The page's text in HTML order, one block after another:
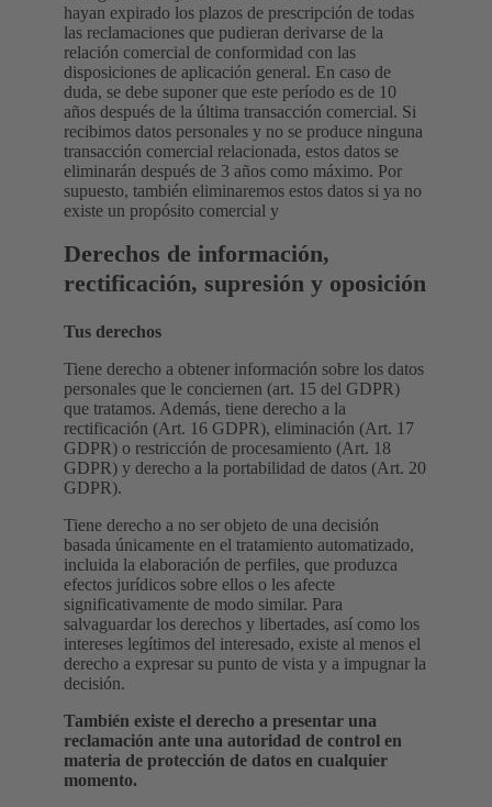
hayan expirado los plazos de prescripción de todas
las reclamaciones que pudieran derivarse de la
relación comercial de conformidad con las
disposiciones de aplicación general. En caso de
duda, se debe suponer que este período es de 10
años después de la última transacción comercial. Si
recibimos datos personales y no se produce ninguna
transacción comercial relacionada, estos datos se
eliminarán después de 3 años como máximo. Por
supuesto, también eliminaremos estos datos si ya no
existe un propósito comercial y
Derechos de información,
rectificación, supresión y oposición
Tus derechos
Tiene derecho a obtener información sobre los datos
personales que le conciernen (art. 15 del GDPR)
que tratamos. Además, tiene derecho a la
rectificación (Art. 16 GDPR), eliminación (Art. 17
GDPR) o restricción de procesamiento (Art. 18
GDPR) y derecho a la portabilidad de datos (Art. 20
GDPR).
Tiene derecho a no ser objeto de una decisión
basada únicamente en el tratamiento automatizado,
incluida la elaboración de perfiles, que produzca
efectos jurídicos sobre ellos o les afecte
significativamente de modo similar. Para
salvaguardar los derechos y libertades, así como los
intereses legítimos del interesado, existe al menos el
derecho a expresar su punto de vista y a impugnar la
decisión.
También existe el derecho a presentar una
reclamación ante una autoridad de control en
materia de protección de datos en cualquier
momento.